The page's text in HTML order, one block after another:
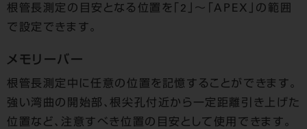
根管長測定の目安となる位置を「2」～「APEX」の範囲
で設定できます。
メモリーバー
根管長測定中に任意の位置を記憶することができます。
強い湾曲の開始部、根尖孔付近から一定距離引き上げた
位置など、注意すべき位置の目安として使用できます。